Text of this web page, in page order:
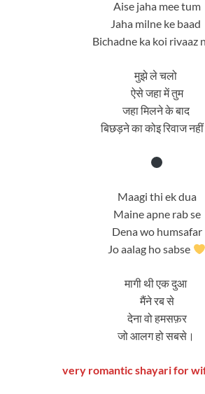
Aise jaha mee tum
Jaha milne ke baad
Bichadne ka koi rivaaz
मुझे ले चलो
ऐसे जहा में तुम
जहा मिलने के बाद
बिछड़ने का कोइ रिवाज
Maagi thi ek dua
Maine apne rab se
Dena wo humsafar
Jo aalag ho sabse
मागी थी एक दुआ
मैंने रब से
देना वो हमसफ़र
जो आलग हो सबसे।
very romantic shayari for